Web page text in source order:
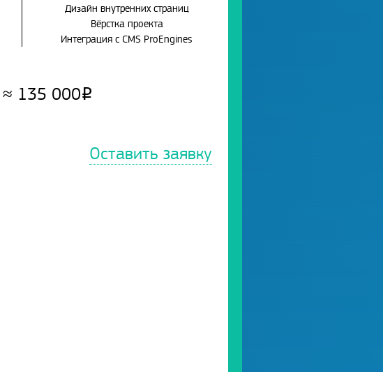
Дизайн внутренних страниц
Вёрстка проекта
Интеграция с CMS ProEngines
≈ 135 000Р
Оставить заявку